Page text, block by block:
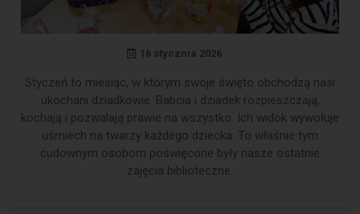
16 stycznia 2026
Styczeń to miesiąc, w którym swoje święto obchodzą nasi
ukochani dziadkowie. Babcia i dziadek rozpieszczają,
kochają i pozwalają prawie na wszystko. Ich widok wywołuje
uśmiech na twarzy każdego dziecka. To właśnie tym
cudownym osobom poświęcone były nasze ostatnie
zajęcia biblioteczne.